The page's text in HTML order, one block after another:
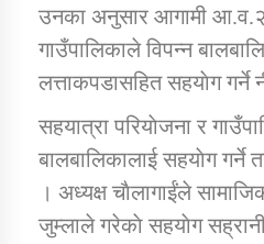
कार्यक्रम
उनका अनुसार आगामी
गाउँपालिकाले विपन्न
लत्ताकपडासहित सहयाेग गर्ने
सहयात्रा परियाेजना र
बालबालिकालाई सहयाेग गर्ने
। अध्यक्ष चाैलागाईंले
जुम्लाले गरेकाे सहयाेग